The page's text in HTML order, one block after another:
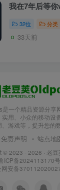
我在7年后等你
32位 分类
33天前
是一个精品资源分享
实用、小众的移动设
游戏等，提升您的
免责声明 站点地
© 2023 - 2026 · 老
ICP备2024113170
网安备